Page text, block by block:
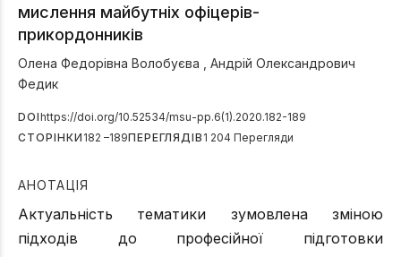
мислення майбутніх офіцерів-
прикордонників
Олена Федорівна Волобуєва
Андрій Олександрович
Федик
DOIhttps://doi.org/10.52534/msu-pp.6(1).2020.182-189
СТОРІНКИ 182 –189ПЕРЕГЛЯДІВ 1 204 Перегляди
АНОТАЦІЯ
Актуальність тематики зумовлена зміною
підходів до професійної підготовки